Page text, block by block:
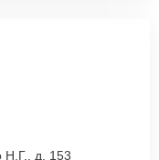
Н.Г., д. 153